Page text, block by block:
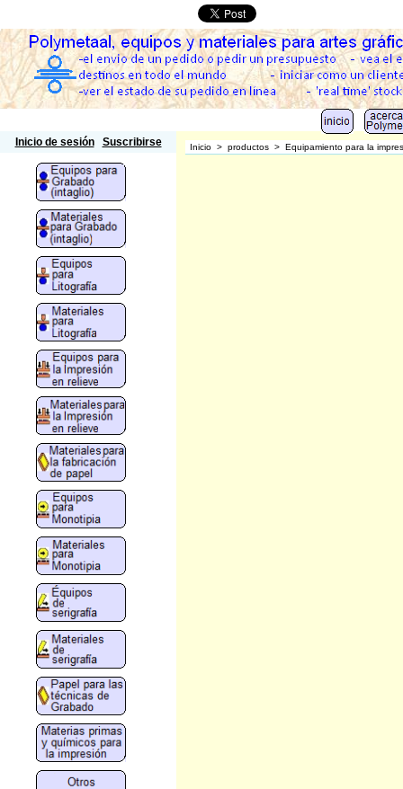
Inicio de sesión Suscribirse Inicio > productos > Equipamiento para la